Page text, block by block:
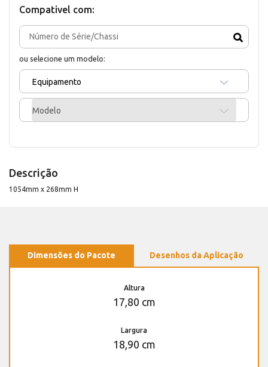
Compativel com:
ou selecione um modelo:
Equipamento
Modelo
Descrição
1054mm x 268mm H
Dimensões do Pacote Desenhos da Aplicação
Altura
17,80 cm
Largura
18,90 cm